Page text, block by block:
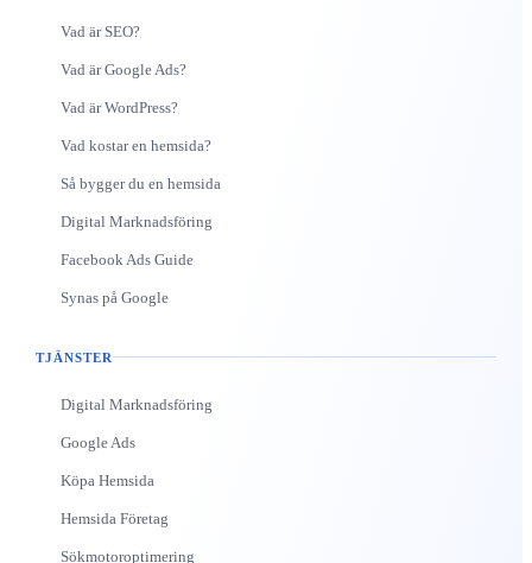
Vad är SEO?
Vad är Google Ads?
Vad är WordPress?
Vad kostar en hemsida?
Så bygger du en hemsida
Digital Marknadsföring
Facebook Ads Guide
Synas på Google
TJÄNSTER
Digital Marknadsföring
Google Ads
Köpa Hemsida
Hemsida Företag
Sökmotoroptimering